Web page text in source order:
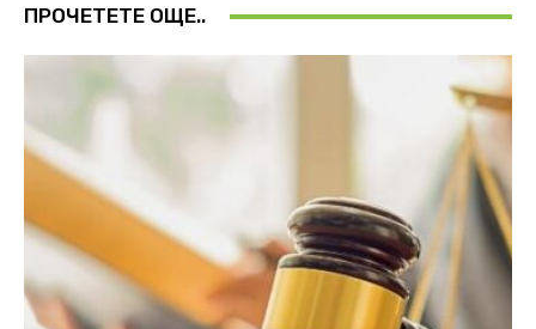
ПРОЧЕТЕТЕ ОЩЕ..